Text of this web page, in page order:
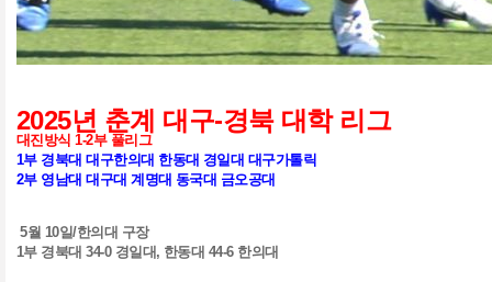
2025년 춘계 대구-경북 대학 리그
대진방식1-2부 풀리그
1부 경북대 대구한의대 한동대 경일대 대구가톨릭
2부 영남대 대구대 계명대 동국대 금오공대
5월 10일/한의대 구장
1부 경북대34-0 경일대 , 한동대 44-6 한의대